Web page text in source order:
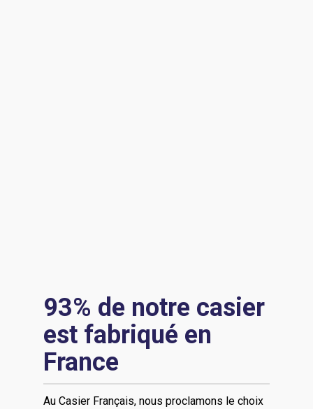
93% de notre casier
est fabriqué en
France
Au Casier Français, nous proclamons le choix